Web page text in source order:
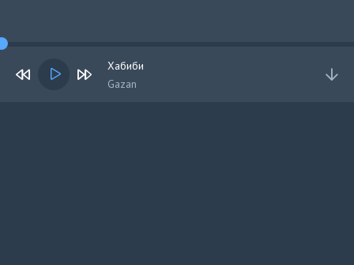
Хабиби
Gazan